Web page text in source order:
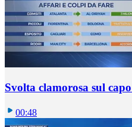
Svolta clamorosa sul
00:48